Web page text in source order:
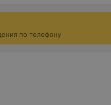
по телефону